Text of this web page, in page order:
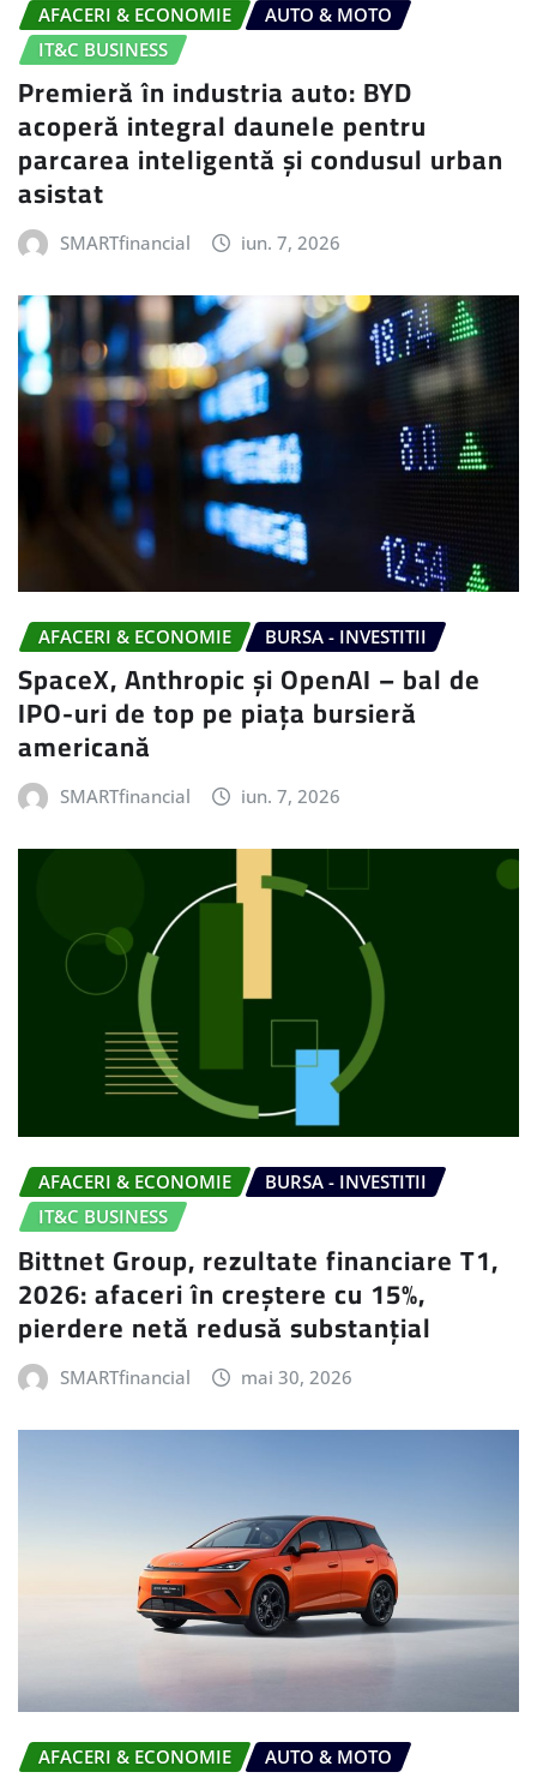
AFACERI & ECONOMIE
AUTO & MOTO
IT&C BUSINESS
Premieră în industria auto: BYD
acoperă integral daunele pentru
parcarea inteligentă și condusul urban
asistat
SMARTfinancial iun. 7, 2026
AFACERI & ECONOMIE BURSA - INVESTITII
SpaceX, Anthropic și OpenAI – bal de
IPO-uri de top pe piața bursieră
americană
SMARTfinancial iun. 7, 2026
AFACERI & ECONOMIE
BURSA - INVESTITII
IT&C BUSINESS
Bittnet Group, rezultate financiare T1,
2026: afaceri în creștere cu 15%,
pierdere netă redusă substanțial
SMARTfinancial mai 30, 2026
AFACERI & ECONOMIE AUTO & MOTO